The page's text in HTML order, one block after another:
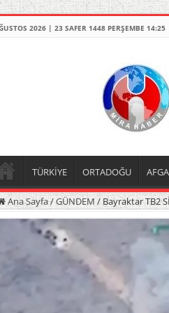
2026 | 23 SAFER 1448 PERŞEMBE 14:25
TÜRKİYE ORTADOĞU
Ana Sayfa/GÜNDEM /Bayraktar TB2